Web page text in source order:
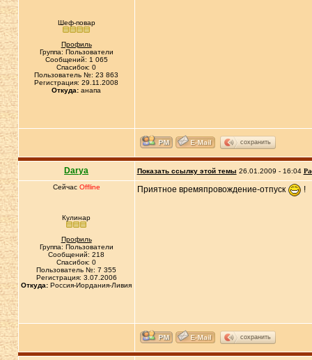
Шеф-повар
Профиль
Группа: Пользователи
Сообщений: 1 065
Спасибок: 0
Пользователь №: 23 863
Регистрация: 29.11.2008
Откуда: анапа
сохранить
Darya Показать ссылку этой темы 26.01.2009 - 16:04
Сейчас Offline
Кулинар
Профиль
Группа: Пользователи
Сообщений: 218
Спасибок: 0
Пользователь №: 7 355
Регистрация: 3.07.2006
Откуда: Россия-Иордания-Ливия
Приятное времяпровождение-отпуск !
сохранить